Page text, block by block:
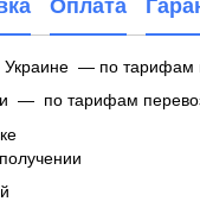
Оплата
Украине — по тарифам
— по тарифам